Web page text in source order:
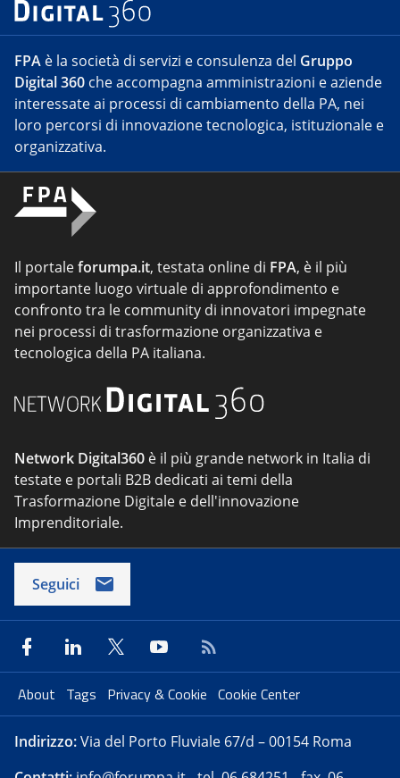
FPA è la società di servizi e consulenza del Gruppo
Digital 360 che accompagna amministrazioni e aziende
interessate ai processi di cambiamento della PA, nei
loro percorsi di innovazione tecnologica, istituzionale e
organizzativa.
Il portaleforumpa.it, testata online di FPA, è il più
importante luogo virtuale di approfondimento e
confronto tra le community di innovatori impegnate
nei processi di trasformazione organizzativa e
tecnologica della PA italiana.
Network Digital360 è il più grande network in Italia di
testate e portali B2B dedicati ai temi della
Trasformazione Digitale e dell'innovazione
Imprenditoriale.
Seguici
About Tags Privacy & Cookie Cookie Center
Indirizzo:Via del Porto Fluviale 67/d – 00154 Roma